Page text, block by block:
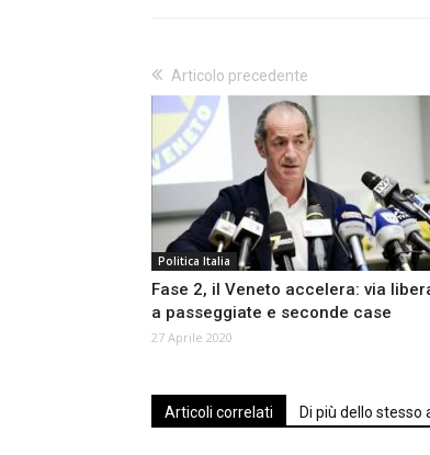
Articolo precedente
Politica Italia
Fase 2, il Veneto accelera: via
a passeggiate e seconde case
27 Aprile 2020
Articoli correlati Di più dello stesso